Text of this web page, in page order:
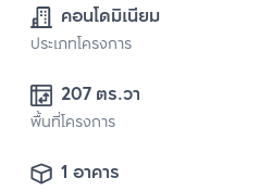
คอนโดมิเนียม
ประเภทโครงการ
207 ตร.วา
พื้นที่โครงการ
1 อาคาร